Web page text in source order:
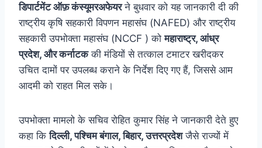
डिपार्टमेंट ऑफ़ कंस्यूमरअफेयरने बुधवार को यह जानकारी दी की
राष्ट्रीय कृषि सहकारी विपणन महासंघ (NAFED) और राष्ट्रीय
सहकारी उपभोक्ता महासंघ (NCCF ) कोमहाराष्ट्र, आंध्र
प्रदेश, और कर्नाटककी मंडियों से तत्काल टमाटर खरीदकर
उचित दामों पर उपलब्ध कराने के निर्देश दिए गए हैं, जिससे आम
आदमी को राहत मिल सके।
उपभोक्ता मामलो के सचिव रोहित कुमार सिंह ने जानकारी देते हुए
कहा किदिल्ली, पश्चिम बंगाल, बिहार, उत्तरप्रदेशजैसे राज्यों में